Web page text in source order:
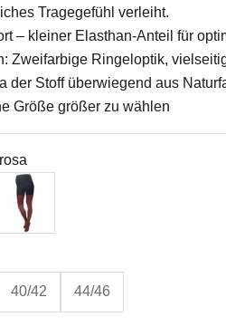
Tragegefühl verleiht.
– kleiner Elasthan-Anteil für
Zweifarbige Ringeloptik,
der Stoff überwiegend aus
Größe größer zu wählen
Schwarz-Rouge
40/42 44/46